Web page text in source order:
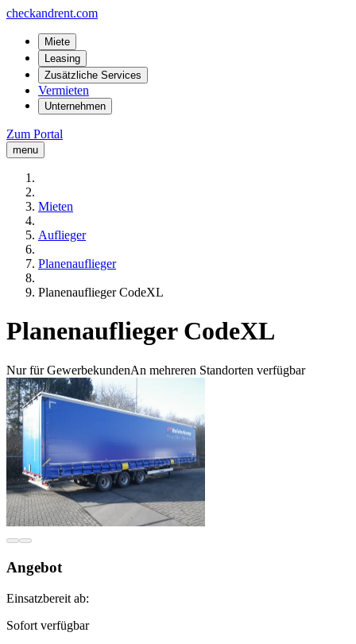
checkandrent.com
Miete
Leasing
Zusätzliche Services
Vermieten
Unternehmen
Zum Portal
menu
Mieten
Auflieger
Planenauflieger
Planenauflieger CodeXL
Planenauflieger CodeXL
Nur für GewerbekundenAn mehreren Standorten verfügbar
Angebot
Einsatzbereit ab:
Sofort verfügbar